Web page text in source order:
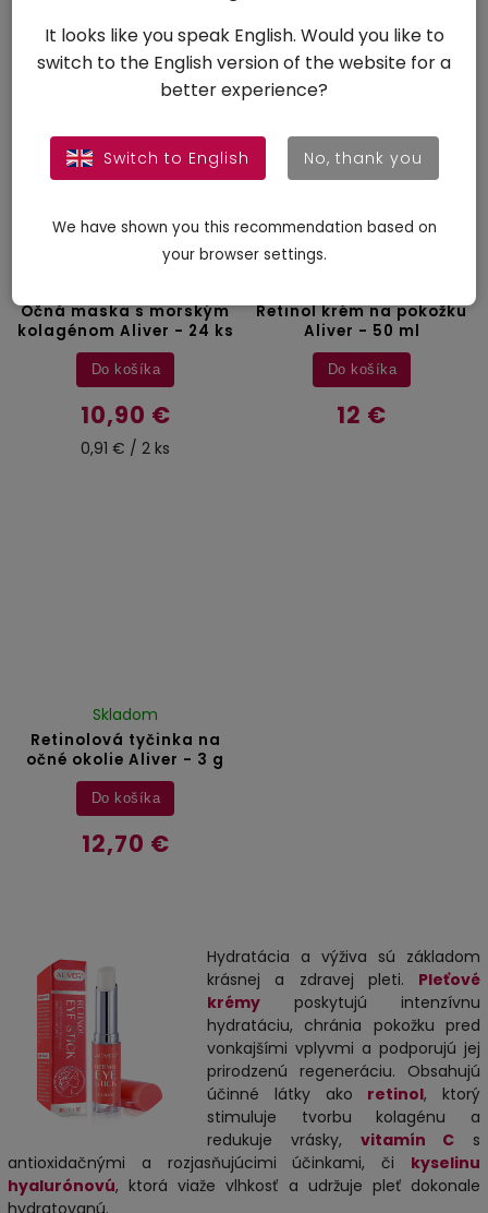
–15 %
Očná maska s morským
kolagénom Aliver - 24 ks
10,90 €
0,91 € / 2 ks
Do košíka
Retinol krém na pokožku
Aliver - 50 ml
12 €
Do košíka
Retinolová tyčinka na
očné okolie Aliver - 3 g
Skladom
12,70 €
Do košíka
Hydratácia a výživa sú základom
krásnej a zdravej pleti. Pleťové
krémy poskytujú intenzívnu
hydratáciu, chránia pokožku pred
vonkajšími vplyvmi a podporujú jej
prirodzenú regeneráciu. Obsahujú
účinné látky ako retinol, ktorý
stimuluje tvorbu kolagénu a
redukuje vrásky, vitamín C s
antioxidačnými a rozjasňujúcimi účinkami, či kyselinu
hyalurónovú, ktorá viaže vlhkosť a udržuje pleť dokonale
hydratovanú.
It looks like you speak English. Would you like to
switch to the English version of the website for a
better experience?
Switch to English No, thank you
We have shown you this recommendation based on
your browser settings.